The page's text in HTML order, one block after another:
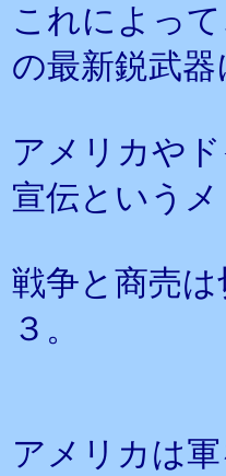
これによっ
の最新鋭武
アメリカや
宣伝というメ
戦争と商売
３。
アメリカは